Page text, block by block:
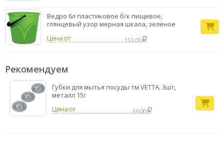
Ведро 6л пластиковое б/к пищевое,
глянцевый узор мерная шкала, зеленое
Цена от
113.00
Рекомендуем
Губки для мытья посуды тм VETTA, 3шт,
металл 15г
39.00